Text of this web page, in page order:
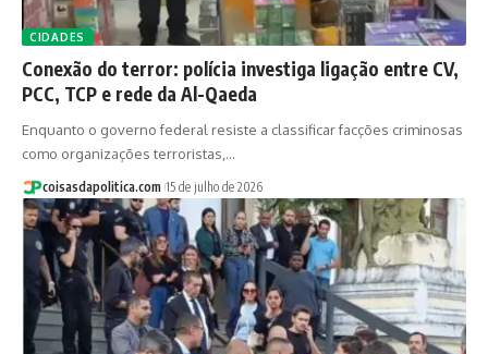
CIDADES
Conexão do terror: polícia investiga ligação entre CV,
PCC, TCP e rede da Al-Qaeda
Enquanto o governo federal resiste a classificar facções criminosas
como organizações terroristas,…
coisasdapolitica.com 15 de julho de 2026